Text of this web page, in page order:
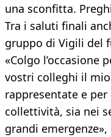
una sconfitta.
Tra i saluti finali
gruppo di Vigili del
«Colgo l’occasione
vostri colleghi il
rappresentate e
collettività, sia nei
grandi